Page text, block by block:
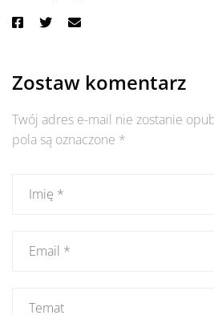
Zostaw komentarz
Twój adres e-mail nie zostanie
pola są oznaczone *